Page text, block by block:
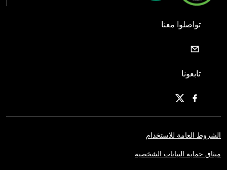
تواصلوا معنا
تابعونا
الشروط العامة للاستخدام
ميثاق حماية البيانات الشخصية